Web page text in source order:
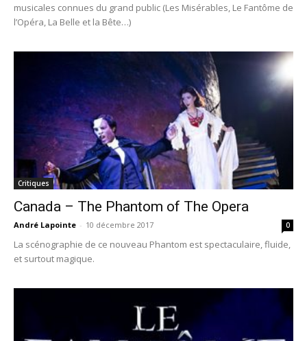
musicales connues du grand public (Les Misérables, Le Fantôme de
l’Opéra, La Belle et la Bête…)
Critiques
Canada – The Phantom of The Opera
André Lapointe - 10 décembre 2017 0
La scénographie de ce nouveau Phantom est spectaculaire, fluide,
et surtout magique.